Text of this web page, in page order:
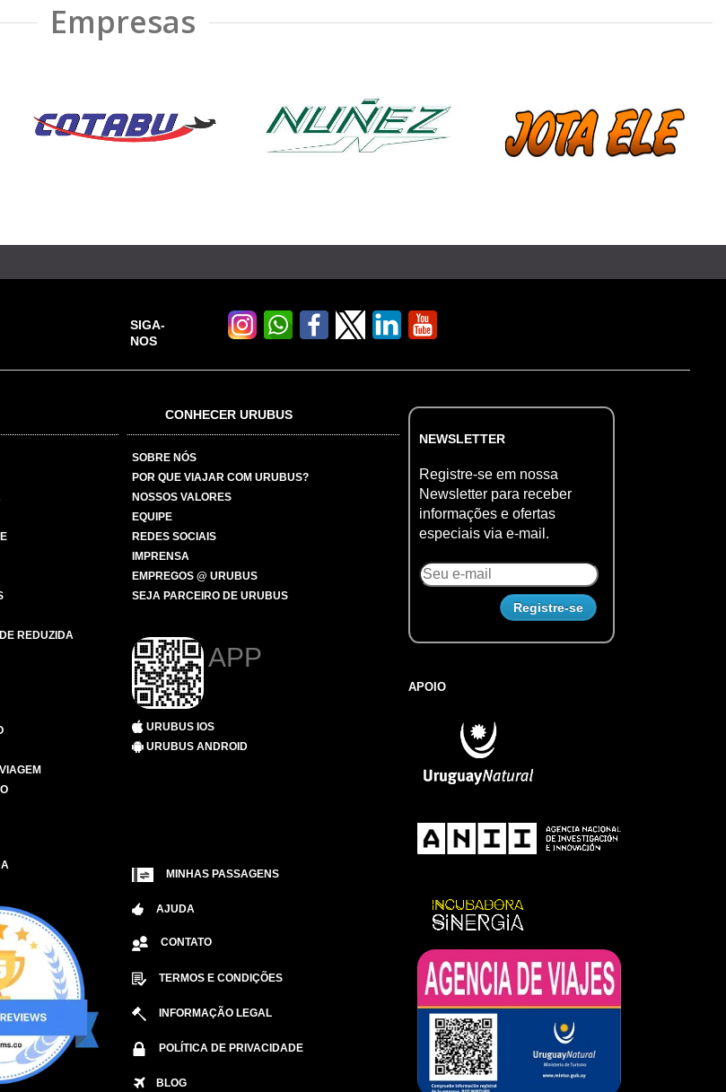
Empresas
SIGA-
NOS
REDUZIDA
CONHECER URUBUS
SOBRE NÓS
POR QUE VIAJAR COM URUBUS?
NOSSOS VALORES
EQUIPE
REDES SOCIAIS
IMPRENSA
EMPREGOS @ URUBUS
SEJA PARCEIRO DE URUBUS
APP
URUBUS IOS
URUBUS ANDROID
MINHAS PASSAGENS
AJUDA
CONTATO
TERMOS E CONDIÇÕES
INFORMAÇÃO LEGAL
POLÍTICA DE PRIVACIDADE
BLOG
NEWSLETTER
Registre-se em nossa
Newsletter para receber
informações e ofertas
especiais via e-mail.
APOIO